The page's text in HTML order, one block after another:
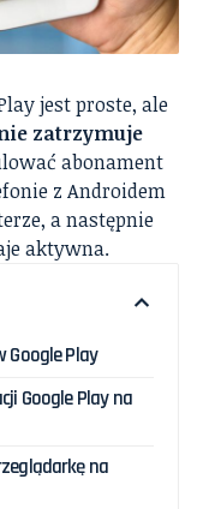
jest proste, ale
zatrzymuje
abonament
z Androidem
a następnie
aktywna.
Play
Google Play na
na